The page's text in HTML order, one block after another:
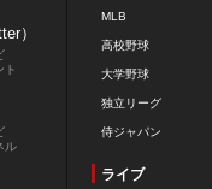
）
ト
ル
MLB
高校野球
大学野球
独立リーグ
侍ジャパン
ライブ